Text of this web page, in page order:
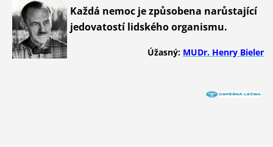
Každá nemoc je způsobena narůstající
jedovatostí lidského organismu.
Úžasný: MUDr. Henry Bieler